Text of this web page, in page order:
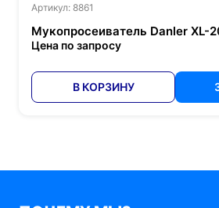
Артикул: 8861
Мукопросеиватель Danler XL-
Цена по запросу
В КОРЗИНУ